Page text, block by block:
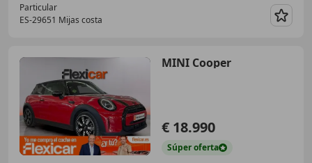
Particular
ES-29651 Mijas costa
MINI Cooper
€ 18.990
Súperoferta